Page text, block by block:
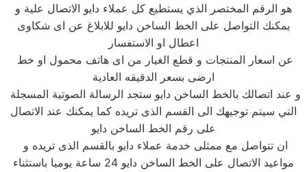
هو الرقم المختصر الذي يستطيع كل عملاء دايو الاتصال علية و
يمكنك التواصل على الخط الساخن دايو للابلاغ عن اى شكاوى
اعطال او الاستفسار
ارضى بسعر الدقيقه العادية
التي سيتم توجيهك الى القسم الذى تريده كما يمكنك عند الاتصال
على رقم الخط الساخن دايو
مواعيد الاتصال على الخط الساخن دايو 24 ساعة يوميا باستثناء